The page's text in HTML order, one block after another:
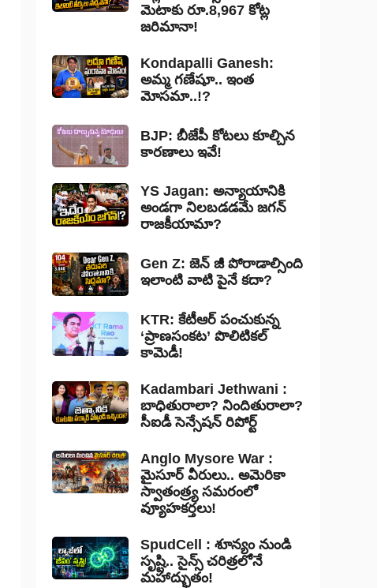
మెటాకు రూ.8,967 కోట్ల
జరిమానా!
Kondapalli Ganesh:
అమ్మ గణేషూ.. ఇంత
మోసమా..!?
BJP: బీజేపీ కోటలు కూల్చిన
కారణాలు ఇవే!
YS Jagan: అన్యాయానికి
అండగా నిలబడడమే జగన్
రాజకీయామా?
Gen Z: జెన్ జీ పోరాడాల్సింది
ఇలాంటి వాటి పైనే కదా?
KTR: కేటీఆర్ పంచుకున్న
‘ప్రాణసంకట’ పొలిటికల్
కామెడీ!
Kadambari Jethwani :
బాధితురాలా? నిందితురాలా?
సీఐడీ సెన్సేషన్ రిపోర్ట్
Anglo Mysore War :
మైసూర్ వీరులు.. అమెరికా
స్వాతంత్ర్య సమరంలో
వ్యూహకర్తలు!
SpudCell : శూన్యం నుండి
సృష్టి.. సైన్స్ చరిత్రలోనే
మహాద్భుతం!